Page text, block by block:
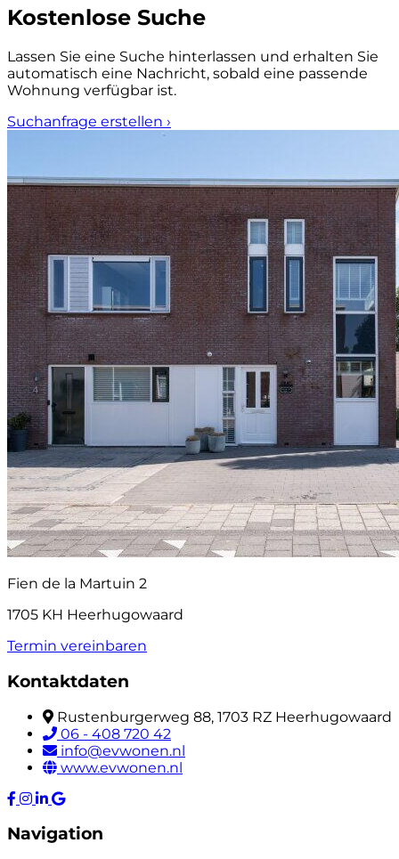
Kostenlose Suche
Lassen Sie eine Suche hinterlassen und erhalten Sie
automatisch eine Nachricht, sobald eine passende
Wohnung verfügbar ist.
Suchanfrage erstellen ›
Fien de la Martuin 2
1705 KH Heerhugowaard
Termin vereinbaren
Kontaktdaten
Rustenburgerweg 88, 1703 RZ Heerhugowaard
06 - 408 720 42
info@evwonen.nl
www.evwonen.nl
Navigation